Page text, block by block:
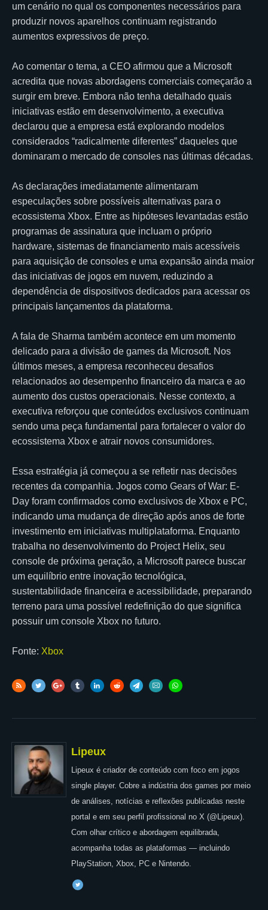
um cenário no qual os componentes necessários para
produzir novos aparelhos continuam registrando
aumentos expressivos de preço.
Ao comentar o tema, a CEO afirmou que a Microsoft
acredita que novas abordagens comerciais começarão a
surgir em breve. Embora não tenha detalhado quais
iniciativas estão em desenvolvimento, a executiva
declarou que a empresa está explorando modelos
considerados “radicalmente diferentes” daqueles que
dominaram o mercado de consoles nas últimas décadas.
As declarações imediatamente alimentaram
especulações sobre possíveis alternativas para o
ecossistema Xbox. Entre as hipóteses levantadas estão
programas de assinatura que incluam o próprio
hardware, sistemas de financiamento mais acessíveis
para aquisição de consoles e uma expansão ainda maior
das iniciativas de jogos em nuvem, reduzindo a
dependência de dispositivos dedicados para acessar os
principais lançamentos da plataforma.
A fala de Sharma também acontece em um momento
delicado para a divisão de games da Microsoft. Nos
últimos meses, a empresa reconheceu desafios
relacionados ao desempenho financeiro da marca e ao
aumento dos custos operacionais. Nesse contexto, a
executiva reforçou que conteúdos exclusivos continuam
sendo uma peça fundamental para fortalecer o valor do
ecossistema Xbox e atrair novos consumidores.
Essa estratégia já começou a se refletir nas decisões
recentes da companhia. Jogos como Gears of War: E-
Day foram confirmados como exclusivos de Xbox e PC,
indicando uma mudança de direção após anos de forte
investimento em iniciativas multiplataforma. Enquanto
trabalha no desenvolvimento do Project Helix, seu
console de próxima geração, a Microsoft parece buscar
um equilíbrio entre inovação tecnológica,
sustentabilidade financeira e acessibilidade, preparando
terreno para uma possível redefinição do que significa
possuir um console Xbox no futuro.
Fonte: Xbox
Lipeux
Lipeux é criador de conteúdo com foco em jogos
single player. Cobre a indústria dos games por meio
de análises, notícias e reflexões publicadas neste
portal e em seu perfil profissional no X (@Lipeux).
Com olhar crítico e abordagem equilibrada,
acompanha todas as plataformas — incluindo
PlayStation, Xbox, PC e Nintendo.